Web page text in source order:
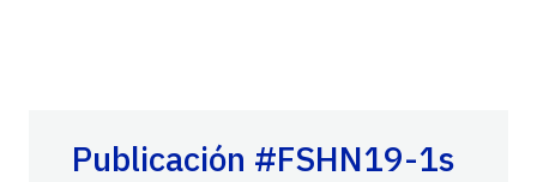
Publicación #FSHN19-1s